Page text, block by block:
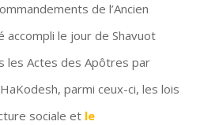
de l’Ancien
le jour de Shavuot
les Actes des Apôtres par
parmi ceux-ci, les lois
sociale et le